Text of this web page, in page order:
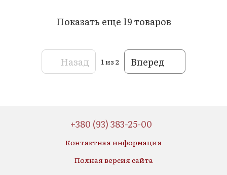
Показать еще 19 товаров
Назад 1из 2 Вперед
+380 (93) 383-25-00
Контактная информация
Полная версия сайта